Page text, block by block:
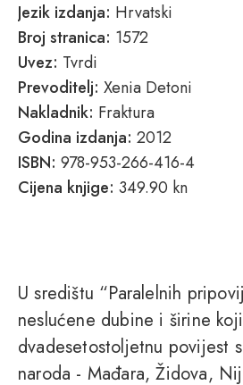
Jezik izdanja: Hrvatski
Broj stranica: 1572
Uvez: Tvrdi
Prevoditelj: Xenia Detoni
Nakladnik: Fraktura
Godina izdanja: 2012
ISBN: 978-953-266-416-4
Cijena knjige: 349.90 kn
U središtu “Paralelnih
neslućene dubine i širine
dvadesetostoljetnu povijest
naroda - Mađara, Židova,